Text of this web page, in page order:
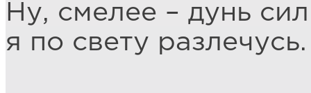
Ну, смелее – дунь
я по свету разлечусь.